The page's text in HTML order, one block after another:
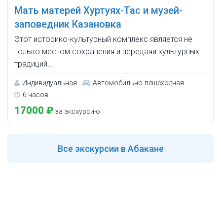
Мать матерей Хуртуях-Тас и музей-
заповедник Казановка
Этот историко-культурный комплекс является не
только местом сохранения и передачи культурных
традиций…
Индивидуальная
Автомобильно-пешеходная
6 часов
17000 ₽ за экскурсию
Все экскурсии в Абакане